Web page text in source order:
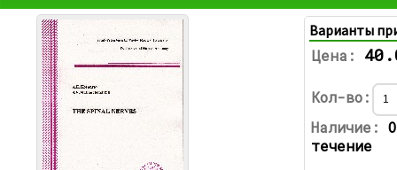
Варианты
Цена:
Кол-во:
Наличие:
течение